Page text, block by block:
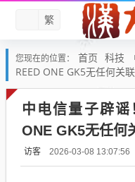
繁
您现在的位置： 首页 科技
REED ONE GK5无任何关联
中电信量子辟谣
ONE GK5无任何
访客 2026-03-08 13:07:56